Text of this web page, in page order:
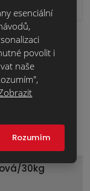
368,2 Kč bez DPH
30kg
esenciální
povolit i
naše
Rozumím